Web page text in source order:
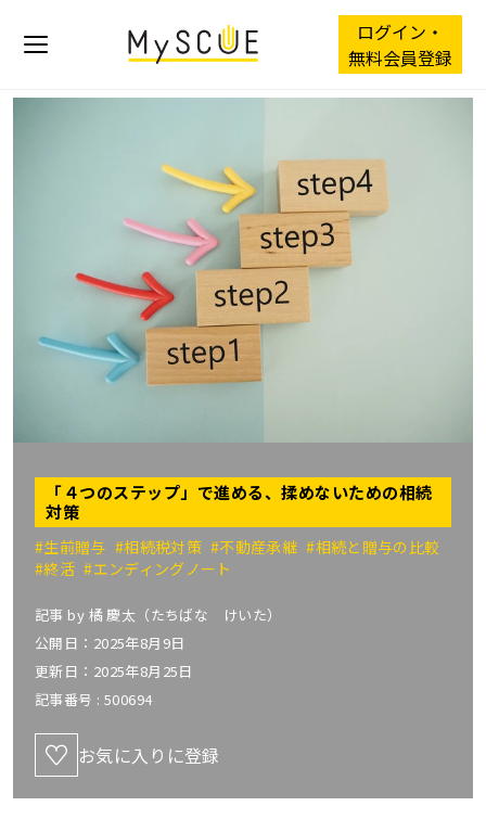
ログイン・
無料会員登録
「４つのステップ」で進める、揉めないための相続
対策
#生前贈与 #相続税対策#不動産承継#相続と贈与の比較
#終活#エンディングノート
記事 by 橘 慶太（たちばな けいた）
公開日：2025年8月9日
更新日：2025年8月25日
記事番号 : 500694
お気に入りに登録